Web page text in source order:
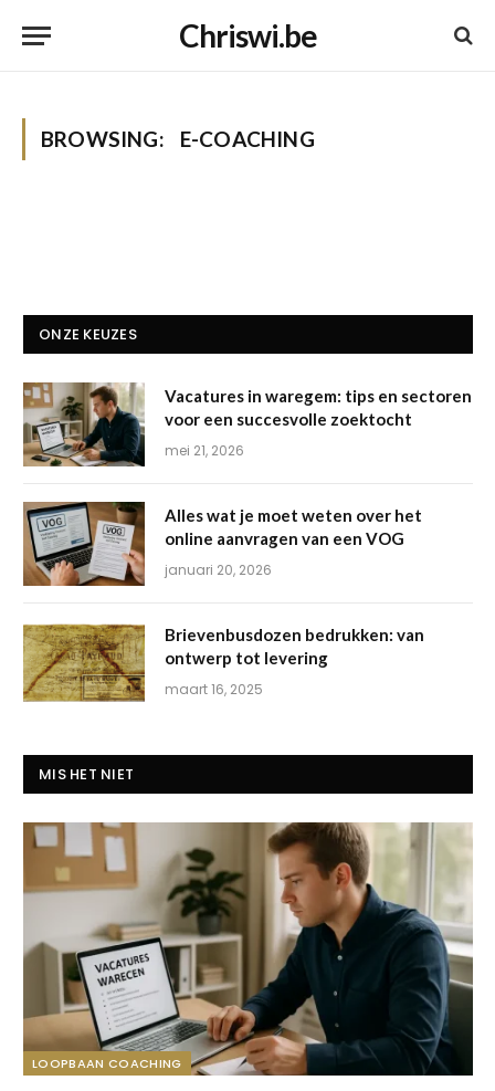
Chriswi.be
BROWSING: E-COACHING
ONZE KEUZES
Vacatures in waregem: tips en sectoren
voor een succesvolle zoektocht
mei 21, 2026
Alles wat je moet weten over het
online aanvragen van een VOG
januari 20, 2026
Brievenbusdozen bedrukken: van
ontwerp tot levering
maart 16, 2025
MIS HET NIET
LOOPBAAN COACHING